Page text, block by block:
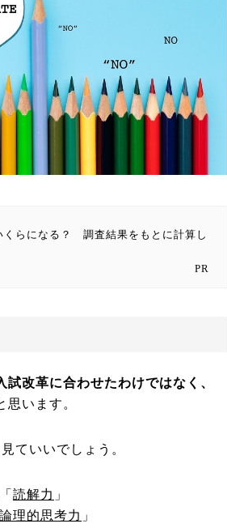
くらになる？ 調査結果をもとに計算し
PR
試改革に合わせたわけではなく、
思います。
ていいでしょう。
読解力 」
論理的思考力 」